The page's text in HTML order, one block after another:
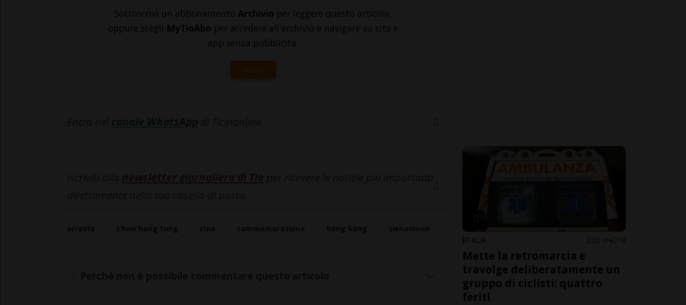
Sottoscrivi un abbonamento Archivio per leggere questo articolo,
oppure scegli MyTioAbo per accedere all'archivio e navigare su sito e
app senza pubblicità.
ACCEDI
ITALIA 20 ore 18
Mette la retromarcia e
travolge deliberatamente un
gruppo di ciclisti: quattro
feriti